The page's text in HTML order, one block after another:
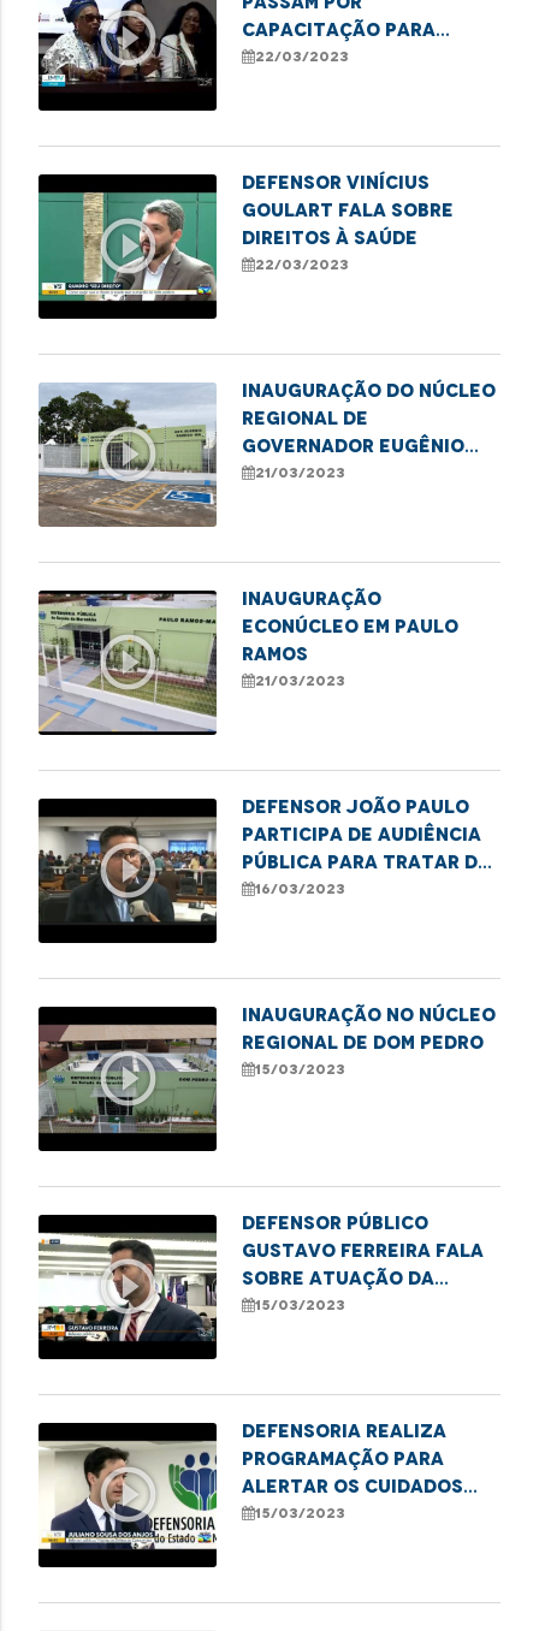
play_circle_outline
capacitação para
combater o racismo
22/03/2023
play_circle_outline
Defensor Vinícius
Goulart fala sobre
direitos à saúde
22/03/2023
play_circle_outline
INAUGURAÇÃO DO NÚCLEO
REGIONAL DE
GOVERNADOR EUGÊNIO
BARROS
21/03/2023
play_circle_outline
INAUGURAÇÃO
ECONÚCLEO EM PAULO
RAMOS
21/03/2023
play_circle_outline
Defensor João Paulo
participa de audiência
pública para tratar do
saneamento básico em
16/03/2023
play_circle_outline
INAUGURAÇÃO NO NÚCLEO
REGIONAL DE DOM PEDRO
15/03/2023
play_circle_outline
Defensor público
Gustavo Ferreira fala
sobre atuação da
defensoria na defesa
15/03/2023
play_circle_outline
Defensoria realiza
programação para
alertar os cuidados
com os idosos nas
15/03/2023